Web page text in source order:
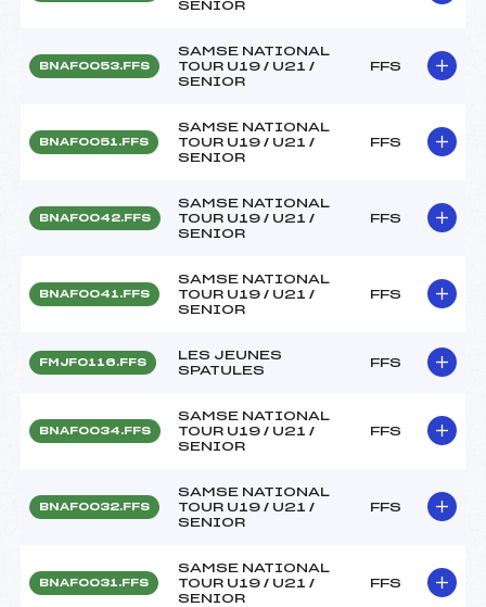
SENIOR
BNAF0053.FFS
SAMSE NATIONAL
TOUR U19 / U21 /
SENIOR
FFS
BNAF0051.FFS
SAMSE NATIONAL
TOUR U19 / U21 /
SENIOR
FFS
BNAF0042.FFS
SAMSE NATIONAL
TOUR U19 / U21 /
SENIOR
FFS
BNAF0041.FFS
SAMSE NATIONAL
TOUR U19 / U21 /
SENIOR
FFS
FMJF0116.FFS
LES JEUNES
SPATULES
FFS
BNAF0034.FFS
SAMSE NATIONAL
TOUR U19 / U21 /
SENIOR
FFS
BNAF0032.FFS
SAMSE NATIONAL
TOUR U19 / U21 /
SENIOR
FFS
BNAF0031.FFS
SAMSE NATIONAL
TOUR U19 / U21 /
SENIOR
FFS